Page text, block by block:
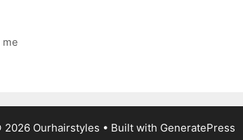
me
2026 Ourhairstyles • Built with GeneratePress